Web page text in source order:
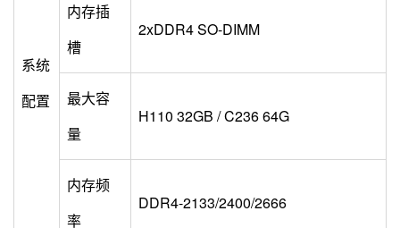
系统
配置
内存插
槽
2xDDR4 SO-DIMM
最大容
量
H110 32GB / C236 64G
内存频
率
DDR4-2133/2400/2666